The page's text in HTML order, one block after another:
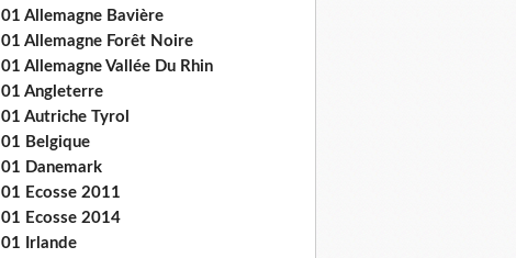
01 Allemagne Bavière
01 Allemagne Forêt Noire
01 Allemagne Vallée Du Rhin
01 Angleterre
01 Autriche Tyrol
01 Belgique
01 Danemark
01 Ecosse 2011
01 Ecosse 2014
01 Irlande